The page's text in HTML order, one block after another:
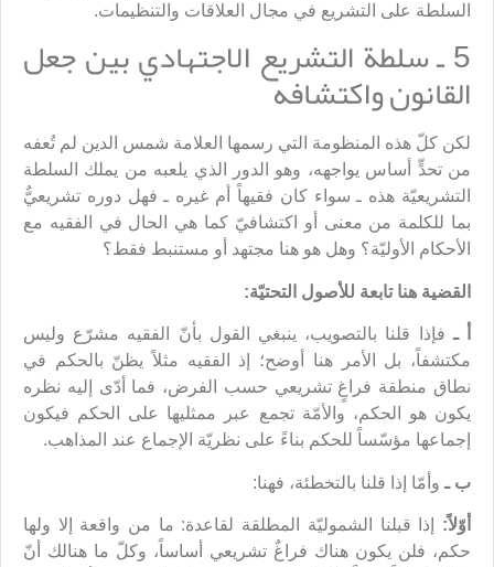
السلطة على التشريع في مجال العلاقات والتنظيمات.
5 ـ سلطة التشريع الاجتهادي بين جعل
القانون واكتشافه
لكن كلّ هذه المنظومة التي رسمها العلامة شمس الدين لم تُعفه
من تحدٍّ أساس يواجهه، وهو الدور الذي يلعبه من يملك السلطة
التشريعيّة هذه ـ سواء كان فقيهاً أم غيره ـ فهل دوره تشريعيٌّ
بما للكلمة من معنى أو اكتشافيّ كما هي الحال في الفقيه مع
الأحكام الأوليّة؟ وهل هو هنا مجتهد أو مستنبط فقط؟
القضية هنا تابعة للأصول التحتيّة:
أ ـ فإذا قلنا بالتصويب، ينبغي القول بأنّ الفقيه مشرّع وليس
مكتشفاً، بل الأمر هنا أوضح؛ إذ الفقيه مثلاً يظنّ بالحكم في
نطاق منطقة فراغٍ تشريعي حسب الفرض، فما أدّى إليه نظره
يكون هو الحكم، والأمّة تجمع عبر ممثليها على الحكم فيكون
إجماعها مؤسّساً للحكم بناءً على نظريّة الإجماع عند المذاهب.
ب ـ وأمّا إذا قلنا بالتخطئة، فهنا:
أوّلاً: إذا قبلنا الشموليّة المطلقة لقاعدة: ما من واقعة إلا ولها
حكم، فلن يكون هناك فراغٌ تشريعي أساساً، وكلّ ما هنالك أنّ